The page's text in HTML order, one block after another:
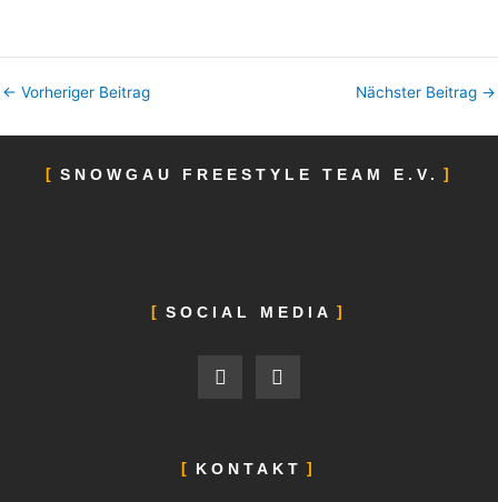
← Vorheriger Beitrag Nächster Beitrag →
SNOWGAU FREESTYLE TEAM E.V.
SOCIAL MEDIA
F
a
c
o
I
n
s
g
KONTAKT